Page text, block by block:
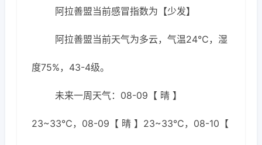
阿拉善盟当前感冒指数为【少发】
阿拉善盟当前天气为多云，气温24℃，湿
度75%，43-4级。
未来一周天气：08-09【 晴 】
23~33℃，08-09【 晴 】23~33℃，08-10【